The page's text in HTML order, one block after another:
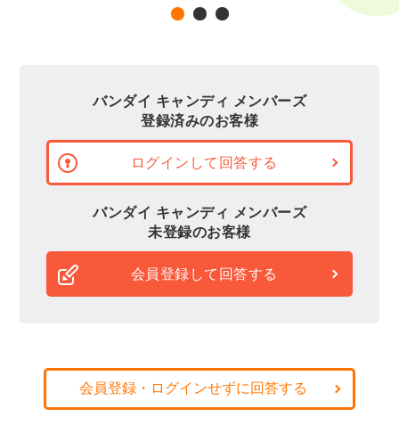
バンダイ キャンディ メンバーズ
登録済みのお客様
ログインして回答する
バンダイ キャンディ メンバーズ
未登録のお客様
会員登録して回答する
会員登録・ログインせずに回答する